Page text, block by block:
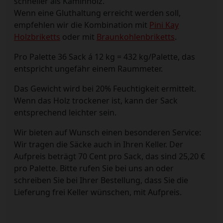
Wenn eine Gluthaltung erreicht werden soll,
empfehlen wir die Kombination mit Pini Kay
Holzbriketts oder mit Braunkohlenbriketts.
Pro Palette 36 Sack á 12 kg = 432 kg/Palette, das
entspricht ungefähr einem Raummeter.
Das Gewicht wird bei 20% Feuchtigkeit ermittelt.
Wenn das Holz trockener ist, kann der Sack
entsprechend leichter sein.
Wir bieten auf Wunsch einen besonderen Service:
Wir tragen die Säcke auch in Ihren Keller. Der
Aufpreis beträgt 70 Cent pro Sack, das sind 25,20 €
pro Palette. Bitte rufen Sie bei uns an oder
schreiben Sie bei Ihrer Bestellung, dass Sie die
Lieferung frei Keller wünschen, mit Aufpreis.